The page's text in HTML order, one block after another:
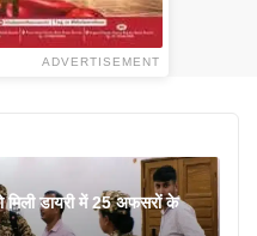
ADVERTISEMENT
डायरी में 25 अफसरों के